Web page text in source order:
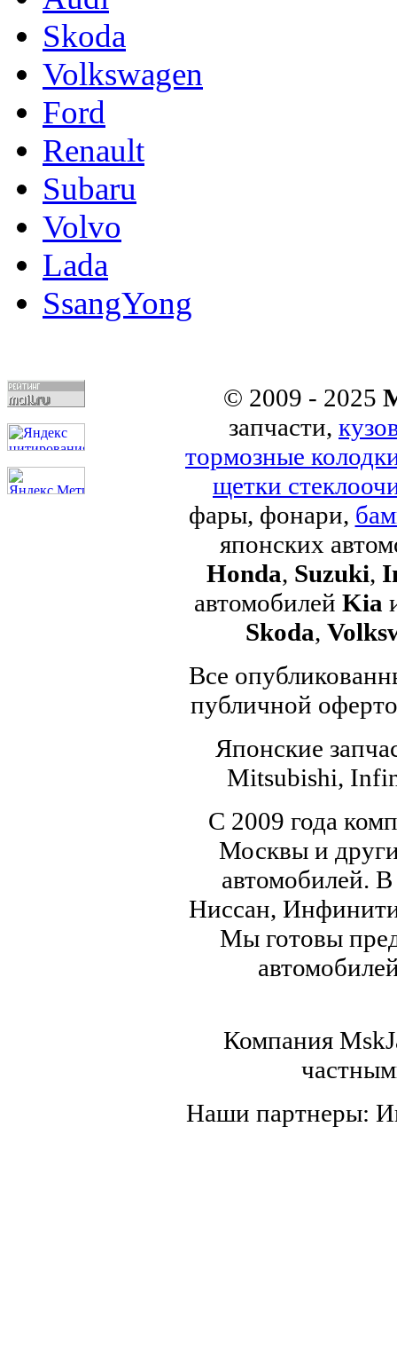
Skoda
Volkswagen
Ford
Renault
Subaru
Volvo
Lada
SsangYong
© 2009 - 2025
запчасти,
тормозные
щетки
фары, фонари,
японских
Honda, Suzuki,
автомобилей Kia
Skoda,
Все
публичной
Японские
Mitsubishi,
С 2009 года
Москвы и
автомобилей.
Ниссан,
Мы готовы
Компания
Наши партнеры: